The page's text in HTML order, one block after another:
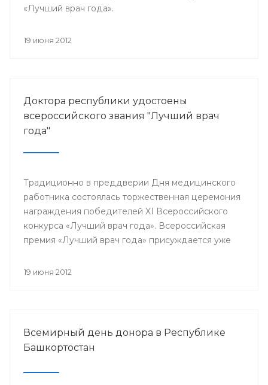
«Лучший врач года».
19 июня 2012
Доктора республики удостоены
всероссийского звания "Лучший врач
года"
Традиционно в преддверии Дня медицинского
работника состоялась торжественная церемония
награждения победителей XI Всероссийского
конкурса «Лучший врач года». Всероссийская
премия «Лучший врач года» присуждается уже
лучшего боролись специалисты со всей страны.
19 июня 2012
Всемирный день донора в Республике
Башкортостан